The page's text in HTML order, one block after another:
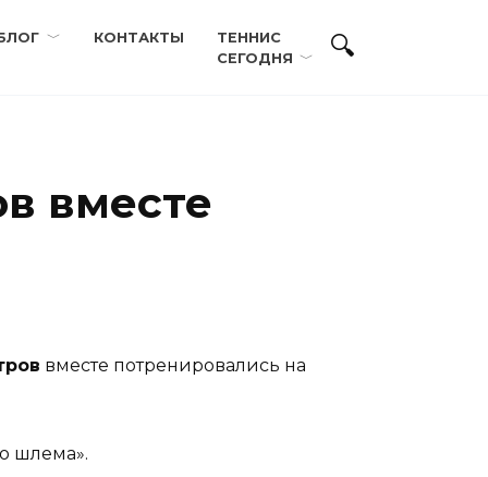
КОНТАКТЫ
ТЕННИС
СЕГОДНЯ
вместе
вместе потренировались на
шлема».